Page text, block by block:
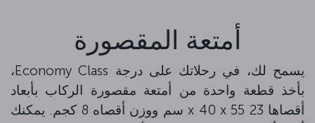
أمتعة المقصورة
يسمح لك، في رحلاتك على درجة Economy Class،
بأخذ قطعة واحدة من أمتعة مقصورة الركاب بأبعاد
أقصاها 23 x 40 x 55 سم ووزن أقصاه 8 كجم. يمكنك